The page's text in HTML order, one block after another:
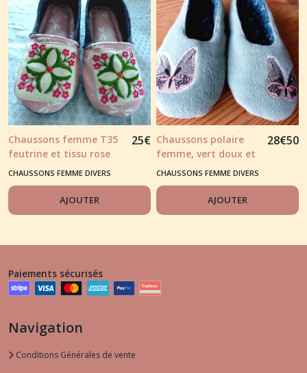
Chaussons femme T35
feutrine et tissu rose
"rosace brodée dessus
de pieds.
25€
CHAUSSONS FEMME DIVERS
AJOUTER
Chaussons polaire
femme, vert doux et
papillon brodé
28€50
CHAUSSONS FEMME DIVERS
AJOUTER
Paiements sécurisés
Navigation
Conditions Générales de vente